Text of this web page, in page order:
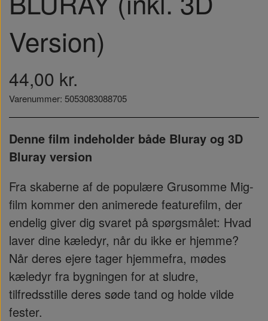
Version)
44,00 kr.
Varenummer: 5053083088705
Denne film indeholder både Bluray og 3D
Bluray version
Fra skaberne af de populære Grusomme Mig-
film kommer den animerede featurefilm, der
endelig giver dig svaret på spørgsmålet: Hvad
laver dine kæledyr, når du ikke er hjemme?
Når deres ejere tager hjemmefra, mødes
kæledyr fra bygningen for at sludre,
tilfredsstille deres søde tand og holde vilde
fester.